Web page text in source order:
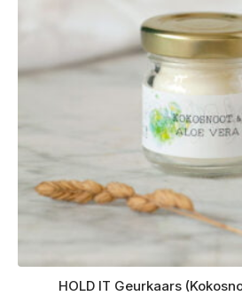
HOLD IT Geurkaars